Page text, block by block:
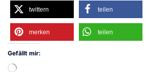
twittern teilen
merken teilen
Gefällt mir:
Wird